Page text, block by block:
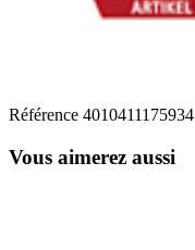
Référence 4010411175934
Vous aimerez aussi